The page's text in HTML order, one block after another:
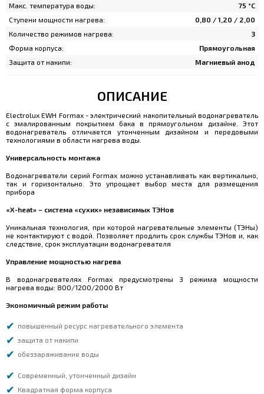
Макс. температура воды:
75 °С
Ступени мощности нагрева:
0,80 / 1,20 / 2,00
Количество режимов нагрева:
3
Форма корпуса:
Прямоугольная
Защита от накипи:
Магниевый анод
ОПИСАНИЕ
Electrolux EWH Formax - электрический накопительный водонагреватель
с эмалированным покрытием бака в прямоугольном дизайне. Этот
водонагреватель отличается утонченным дизайном и передовыми
технологиями в области нагрева воды.
Универсальность монтажа
Водонагреватели серий Formax можно устанавливать как вертикально,
так и горизонтально. Это упрощает выбор места для размещения
прибора
«X-heat» – система «сухих» независимых ТЭНов
Уникальная технология, при которой нагревательные элементы (ТЭНы)
не контактируют с водой. Позволяет продлить срок службы ТЭНов и, как
следствие, срок эксплуатации водонагревателя
Управление мощностью нагрева
В водонагревателях Formax предусмотрены 3 режима мощности
нагрева воды: 800/1200/2000 Вт
Экономичный режим работы
повышенный ресурс нагревательного элемента
защита от накипи
обеззараживание воды
Современный, утонченный дизайн
Квадратная форма корпуса